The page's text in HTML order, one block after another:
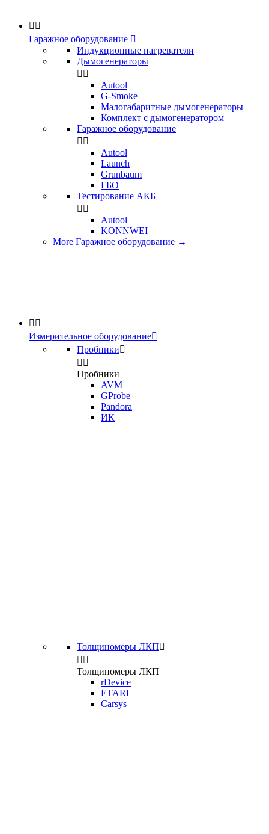
 
Гаражное оборудование 
Индукционные нагреватели
Дымогенераторы
 
Аutool
G-Smoke
Малогабаритные дымогенераторы
Комплект с дымогенератором
Гаражное оборудование
 
Autool
Launch
Grunbaum
ГБО
Тестирование АКБ
 
Autool
KONNWEI
More Гаражное оборудование →
 
Измерительное оборудование
Пробники
 
Пробники
AVM
GProbe
Pandora
ИК
Толщиномеры ЛКП
 
Толщиномеры ЛКП
rDevice
ETARI
Carsys